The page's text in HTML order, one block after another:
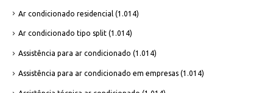
Ar condicionado residencial (1.014)
Ar condicionado tipo split (1.014)
Assistência para ar condicionado (1.014)
Assistência para ar condicionado em empresas (1.014)